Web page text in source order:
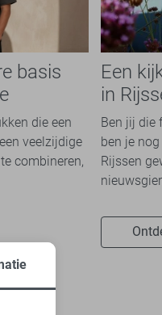
basis
die een
veelzijdige
combineren,
Een
in
Ben jij die
ben je
Rijssen